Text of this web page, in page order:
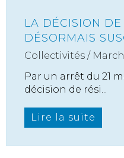
LA DÉCISION
DÉSORMAIS
Collectivités /
Par un arrêt du 21
décision de rési...
Lire la suite